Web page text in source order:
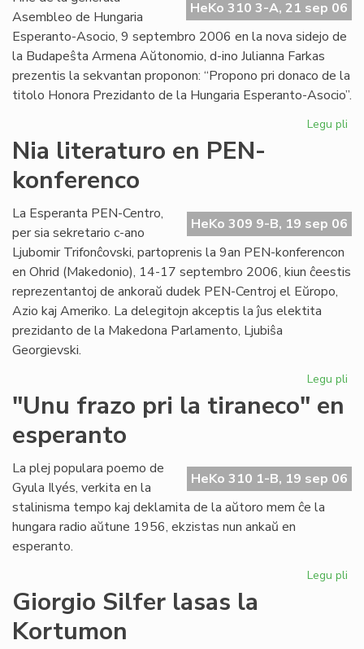
HeKo 310 3-A, 21 sep 06
Asembleo de Hungaria
Esperanto-Asocio, 9 septembro 2006 en la nova sidejo de
la Budapeŝta Armena Aŭtonomio, d-ino Julianna Farkas
prezentis la sekvantan proponon: “Propono pri donaco de la
titolo Honora Prezidanto de la Hungaria Esperanto-Asocio”.
Legu pli
Nia literaturo en PEN-
konferenco
HeKo 309 9-B, 19 sep 06
La Esperanta PEN-Centro,
per sia sekretario c-ano
Ljubomir Trifonĉovski, partoprenis la 9an PEN-konferencon
en Ohrid (Makedonio), 14-17 septembro 2006, kiun ĉeestis
reprezentantoj de ankoraŭ dudek PEN-Centroj el Eŭropo,
Azio kaj Ameriko. La delegitojn akceptis la ĵus elektita
prezidanto de la Makedona Parlamento, Ljubiŝa
Georgievski.
Legu pli
"Unu frazo pri la tiraneco" en
esperanto
HeKo 310 1-B, 19 sep 06
La plej populara poemo de
Gyula Ilyés, verkita en la
stalinisma tempo kaj deklamita de la aŭtoro mem ĉe la
hungara radio aŭtune 1956, ekzistas nun ankaŭ en
esperanto.
Legu pli
Giorgio Silfer lasas la
Kortumon